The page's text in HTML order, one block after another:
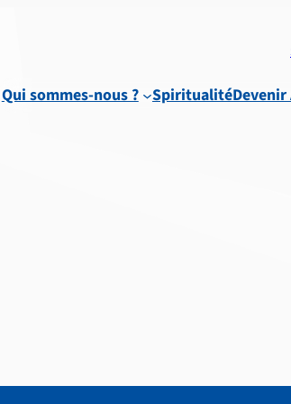
Qui sommes-nous ? Spiritualité